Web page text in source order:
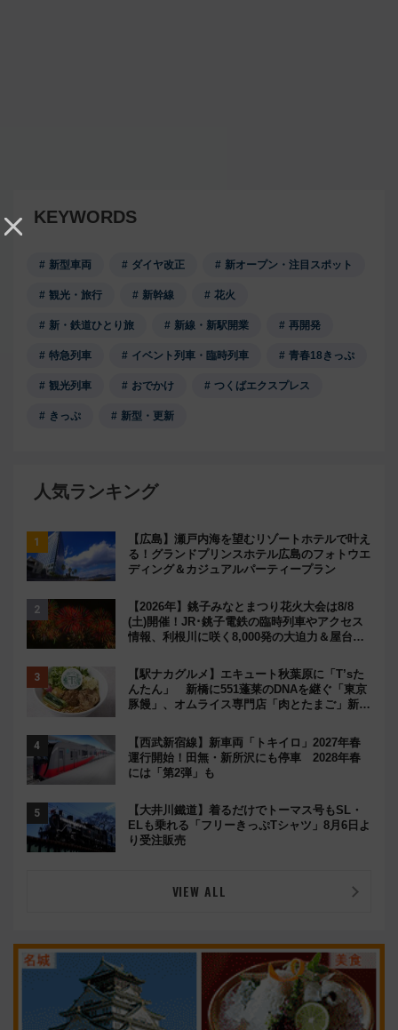
KEYWORDS
新型車両 ダイヤ改正 新オープン・注目スポット
観光・旅行 新幹線 花火
新・鉄道ひとり旅 新線・新駅開業 再開発
特急列車 イベント列車・臨時列車 青春18きっぷ
観光列車 おでかけ つくばエクスプレス
きっぷ 新型・更新
人気ランキング
【広島】瀬戸内海を望むリゾートホテルで叶え
る！グランドプリンスホテル広島のフォトウエ
ディング＆カジュアルパーティープラン
【2026年】銚子みなとまつり花火大会は8/8
(土)開催！JR･銚子電鉄の臨時列車やアクセス
情報、利根川に咲く8,000発の大迫力＆屋台を
【駅ナカグルメ】エキュート秋葉原に「T’sた
んたん」 新橋に551蓬莱のDNAを継ぐ「東京
豚饅」、オムライス専門店「肉とたまご」新グ
【西武新宿線】新車両「トキイロ」2027年春
運行開始！田無・新所沢にも停車 2028年春
には「第2弾」も
【大井川鐵道】着るだけでトーマス号もSL・
ELも乗れる「フリーきっぷTシャツ」8月6日よ
り受注販売
VIEW ALL